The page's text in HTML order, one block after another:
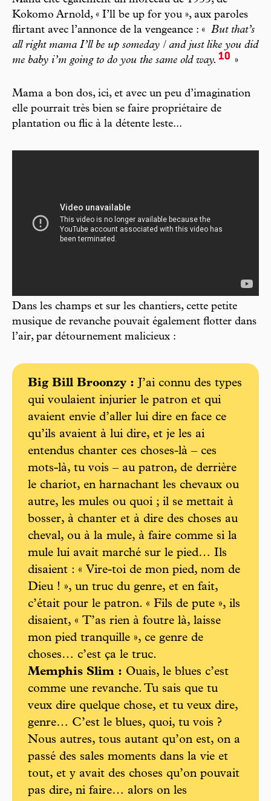
Kokomo Arnold, « I’ll be up for you », aux paroles
flirtant avec l’annonce de la vengeance : « But that’s
all right mama I’ll be up someday / and just like you did
me baby i’m going to do you the same old way. 10 »
Mama a bon dos, ici, et avec un peu d’imagination
elle pourrait très bien se faire propriétaire de
plantation ou flic à la détente leste...
Dans les champs et sur les chantiers, cette petite
musique de revanche pouvait également flotter dans
l’air, par détournement malicieux :
Big Bill Broonzy : J’ai connu des types
qui voulaient injurier le patron et qui
avaient envie d’aller lui dire en face ce
qu’ils avaient à lui dire, et je les ai
entendus chanter ces choses-là – ces
mots-là, tu vois – au patron, de derrière
le chariot, en harnachant les chevaux ou
autre, les mules ou quoi ; il se mettait à
bosser, à chanter et à dire des choses au
cheval, ou à la mule, à faire comme si la
mule lui avait marché sur le pied… Ils
disaient : « Vire-toi de mon pied, nom de
Dieu ! », un truc du genre, et en fait,
c’était pour le patron. « Fils de pute », ils
disaient, « T’as rien à foutre là, laisse
mon pied tranquille », ce genre de
choses… c’est ça le truc.
Memphis Slim : Ouais, le blues c’est
comme une revanche. Tu sais que tu
veux dire quelque chose, et tu veux dire,
genre… C’est le blues, quoi, tu vois ?
Nous autres, tous autant qu’on est, on a
passé des sales moments dans la vie et
tout, et y avait des choses qu’on pouvait
pas dire, ni faire… alors on les